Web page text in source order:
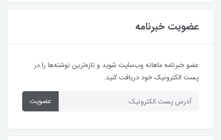
عضویت خبرنامه
عضو خبرنامه ماهانه وب‌سایت شوید و تازه‌ترین نوشته‌ها را در
پست الکترونیک خود دریافت کنید.
عضویت